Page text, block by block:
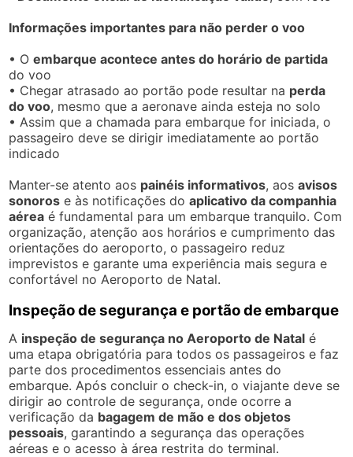
Informações importantes para não perder o voo
• Oembarque acontece antes do horário de partida
do voo
• Chegar atrasado ao portão pode resultar na perda
do voo, mesmo que a aeronave ainda esteja no solo
• Assim que a chamada para embarque for iniciada, o
passageiro deve se dirigir imediatamente ao portão
indicado
Manter-se atento aos painéis informativos, aosavisos
sonoros e às notificações doaplicativo da companhia
aérea é fundamental para um embarque tranquilo. Com
organização, atenção aos horários e cumprimento das
orientações do aeroporto, o passageiro reduz
imprevistos e garante uma experiência mais segura e
confortável no Aeroporto de Natal.
Inspeção de segurança e portão de embarque
A inspeção de segurança no Aeroporto de Natal é
uma etapa obrigatória para todos os passageiros e faz
parte dos procedimentos essenciais antes do
embarque. Após concluir o check-in, o viajante deve se
dirigir ao controle de segurança, onde ocorre a
verificação da bagagem de mão e dos objetos
pessoais, garantindo a segurança das operações
aéreas e o acesso à área restrita do terminal.